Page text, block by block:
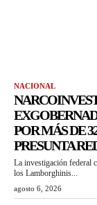
NACIONAL
POR MÁS DE
PRESUNTA
La investigación federal
los Lamborghinis...
agosto 6, 2026